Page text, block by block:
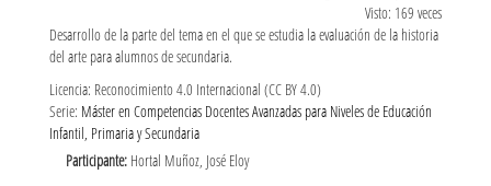
Visto: 169 veces
Desarrollo de la parte del tema en el que se estudia la evaluación de la historia
del arte para alumnos de secundaria.
Licencia: Reconocimiento 4.0 Internacional (CC BY 4.0)
Serie: Máster en Competencias Docentes Avanzadas para Niveles de Educación
Infantil, Primaria y Secundaria
Participante: Hortal Muñoz, José Eloy